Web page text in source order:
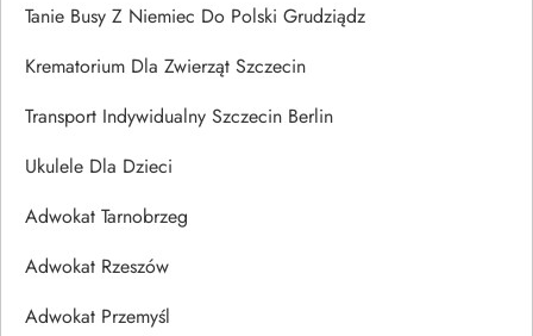
Tanie Busy Z Niemiec Do Polski Grudziądz
Krematorium Dla Zwierząt Szczecin
Transport Indywidualny Szczecin Berlin
Ukulele Dla Dzieci
Adwokat Tarnobrzeg
Adwokat Rzeszów
Adwokat Przemyśl